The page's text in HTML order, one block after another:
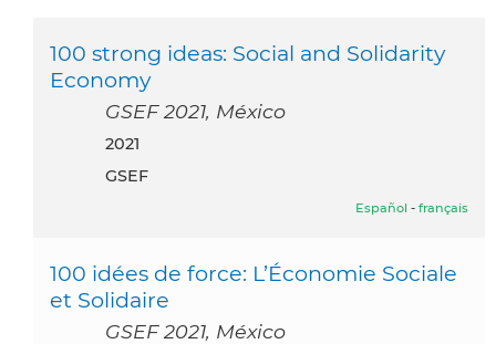
100 strong ideas: Social and Solidarity
Economy
GSEF 2021, México
2021
GSEF
Español - français
100 idées de force: L’Économie Sociale
et Solidaire
GSEF 2021, México